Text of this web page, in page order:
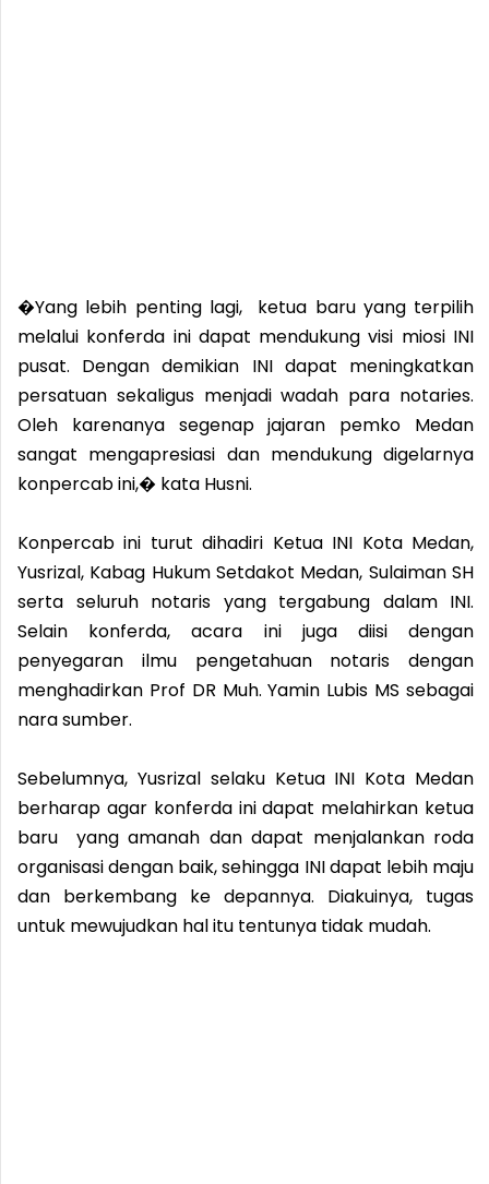
�Yang lebih penting lagi, ketua baru yang terpilih
melalui konferda ini dapat mendukung visi miosi INI
pusat. Dengan demikian INI dapat meningkatkan
persatuan sekaligus menjadi wadah para notaries.
Oleh karenanya segenap jajaran pemko Medan
sangat mengapresiasi dan mendukung digelarnya
konpercab ini,� kata Husni.
Konpercab ini turut dihadiri Ketua INI Kota Medan,
Yusrizal, Kabag Hukum Setdakot Medan, Sulaiman SH
serta seluruh notaris yang tergabung dalam INI.
Selain konferda, acara ini juga diisi dengan
penyegaran ilmu pengetahuan notaris dengan
menghadirkan Prof DR Muh. Yamin Lubis MS sebagai
nara sumber.
Sebelumnya, Yusrizal selaku Ketua INI Kota Medan
berharap agar konferda ini dapat melahirkan ketua
baru yang amanah dan dapat menjalankan roda
organisasi dengan baik, sehingga INI dapat lebih maju
dan berkembang ke depannya. Diakuinya, tugas
untuk mewujudkan hal itu tentunya tidak mudah.